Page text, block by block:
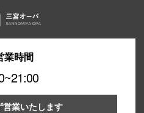
業時間
業いたします